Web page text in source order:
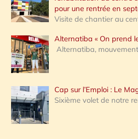
pour une rentrée en
Visite de chantier au
Alternatiba « On prend
Alternatiba,
Cap sur l’Emploi : Le
Sixième volet de notre